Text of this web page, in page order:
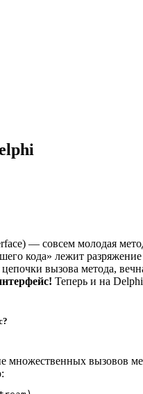
— совсем молодая
кода» лежит
вызова метода,
Теперь и на
вызовов